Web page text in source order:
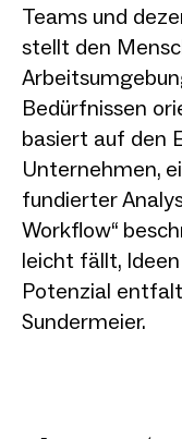
Teams und
stellt den
Bedürfnissen
basiert auf den
Unternehmen,
fundierter
Workflow“
leicht fällt,
Potenzial
Sundermeier.